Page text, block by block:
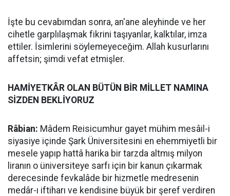
İşte bu cevabımdan sonra, an'ane aleyhinde ve her
cihetle garplılaşmak fikrini taşıyanlar, kalktılar, imza
ettiler. İsimlerini söylemeyeceğim. Allah kusurlarını
affetsin; şimdi vefat etmişler.
HAMİYETKÂR OLAN BÜTÜN BİR MİLLET NAMINA
SİZDEN BEKLİYORUZ
Râbian: Mâdem Reisicumhur gayet mühim mesâil-i
siyasiye içinde Şark Üniversitesini en ehemmiyetli bir
mesele yapıp hattâ harika bir tarzda altmış milyon
liranın o üniversiteye sarfı için bir kanun çıkarmak
derecesinde fevkalâde bir hizmetle medresenin
medâr-ı iftiharı ve kendisine büyük bir şeref verdiren